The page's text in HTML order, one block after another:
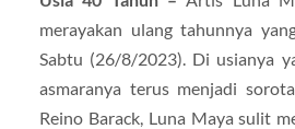
merayakan ulang tahunnya
Sabtu (26/8/2023). Di usianya
asmaranya terus menjadi
Reino Barack, Luna Maya sulit